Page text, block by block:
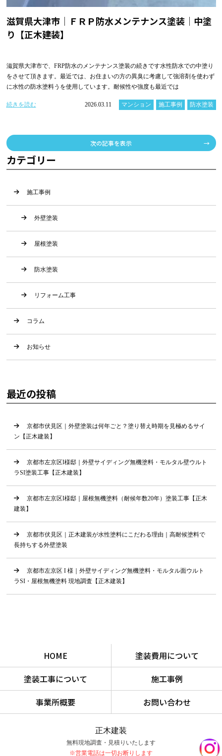
滋賀県大津市｜ＦＲＰ防水メンテナンス塗装｜中塗
り【正木建装】
滋賀県大津市で、FRP防水のメンテナンス塗装の続きです水性防水での中塗り
をさせて頂きます。最近では、お住まいの方の異臭に考慮して強溶剤を使わず
に水性の防水塗料うを使用しています。耐候性や強度も最近では
続きを読む 2026.03.11 マンション 施工事例 防水塗装
次の記事を表示
カテゴリー
施工事例
外壁塗装
屋根塗装
防水塗装
リフォーム工事
コラム
お知らせ
最近の投稿
京都市伏見区｜外壁塗装は何年ごと？塗り替え時期を見極めるサイ
ン【正木建装】
京都市左京区I様邸｜外壁サイディング無機塗料・モルタル壁ウルト
ラSI塗装工事【正木建装】
京都市左京区I様邸｜屋根無機塗料（耐候年数20年）塗装工事【正木
建装】
京都市伏見区｜正木建装が水性塗料にこだわる理由｜高耐候塗料で
長持ちする外壁塗装
京都市左京区 I 様｜外壁サイディング無機塗料・モルタル面ウルト
ラSI・屋根無機塗料 現地調査【正木建装】
HOME
塗装費用について
塗装工事について
施工事例
事業所概要
お問い合わせ
正木建装
無料現地調査・見積りいたします
※営業電話は一切お断りします